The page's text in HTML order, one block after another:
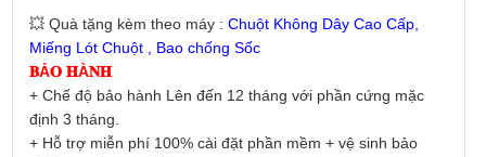
💥 Quà tặng kèm theo máy : Chuột Không Dây Cao Cấp,
Miếng Lót Chuột , Bao chống Sốc
𝐁Ả𝐎 𝐇À𝐍𝐇
+ Chế độ bảo hành Lên đến 12 tháng với phần cứng mặc
định 3 tháng.
+ Hỗ trợ miễn phí 100% cài đặt phần mềm + vệ sinh bảo